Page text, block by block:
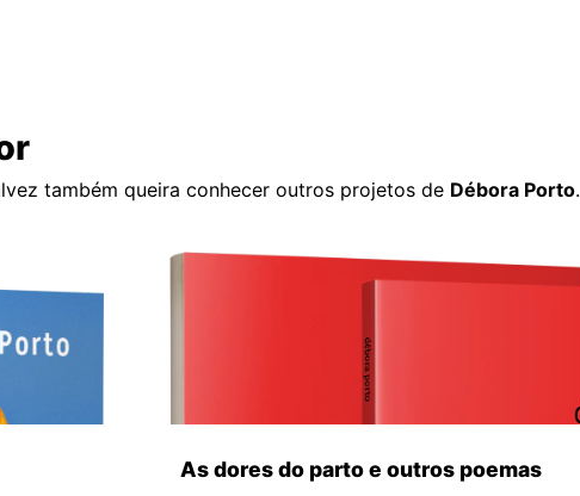
também queira conhecer outros projetos de Débora Porto.
As dores do parto e outros poemas